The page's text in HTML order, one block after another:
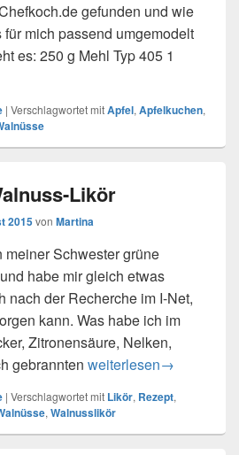
gefunden und wie
mich passend umgemodelt
es: 250 g Mehl Typ 405 1
Walnuss
| Verschlagwortet mitApfel, Apfelkuchen,
Likör
2015von Martina
meiner Schwester grüne
habe mir gleich etwas
nach der Recherche im I-Net,
kann. Was habe ich im
Zitronensäure, Nelken,
gebrannten Experiment: Walnuss-
weiterlesen→
| Verschlagwortet mit Likör, Rezept,
, Walnusslikör